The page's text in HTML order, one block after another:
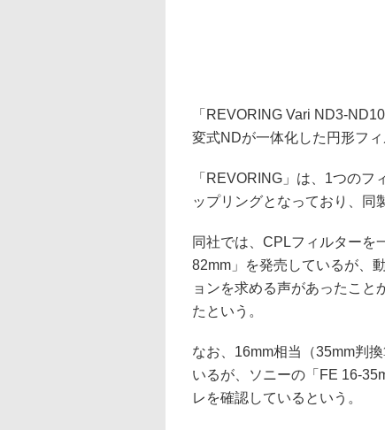
「REVORING Vari ND3-
変式NDが一体化した円形フィ
「REVORING」は、1つの
ップリングとなっており、同
同社では、CPLフィルターを
82mm」を発売しているが、
ョンを求める声があったこと
たという。
なお、16mm相当（35mm判
いるが、ソニーの「FE 16-
レを確認しているという。